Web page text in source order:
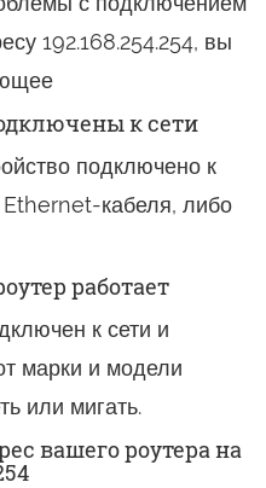
192.168.254.254, вы
к сети
подключено к
кабеля, либо
работает
к сети и
марки и модели
или мигать.
вашего роутера на